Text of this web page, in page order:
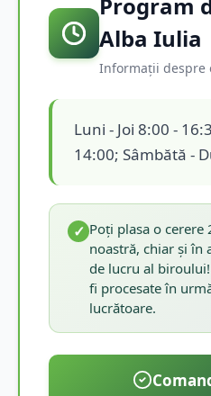
Alba Iulia
Informații despre
Luni - Joi 8:00 -
14:00; Sâmbătă -
✓ Poți plasa o
noastră, chiar și în
de lucru al
fi procesate în
lucrătoare.